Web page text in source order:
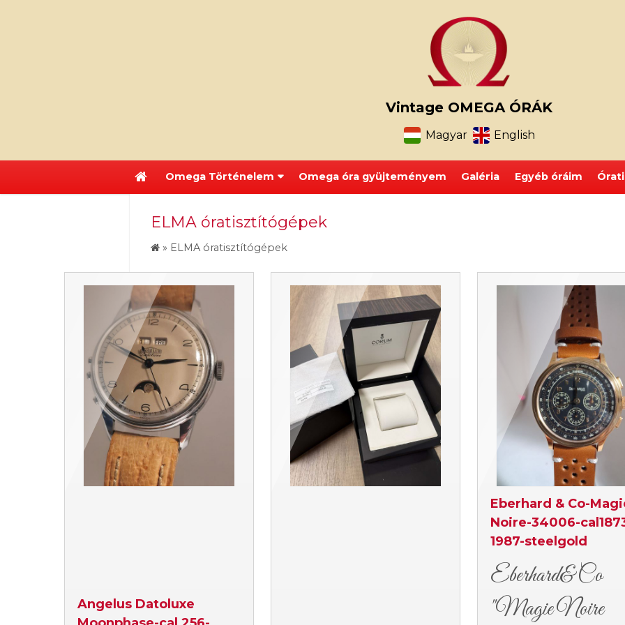
Vintage OMEGA ÓRÁK
Magyar English
Omega Történelem Omega óra gyüjteményem Galéria Egyéb óráim
ELMA óratisztítógépek
» ELMA óratisztítógépek
Angelus Datoluxe
Eberhard & Co-
Noire-34006-
1987-steelgold
Eberhard& Co
"Magie Noire